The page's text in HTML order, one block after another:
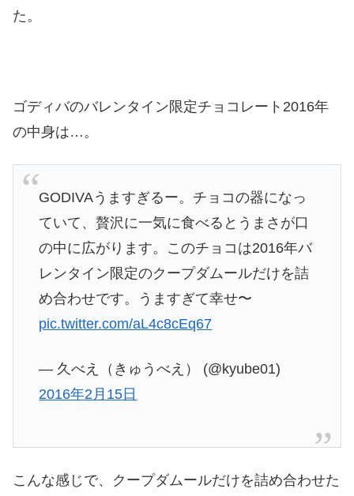
た。
ゴディバのバレンタイン限定チョコレート2016年
の中身は…。
GODIVAうますぎるー。チョコの器になっ
ていて、贅沢に一気に食べるとうまさが口
の中に広がります。このチョコは2016年バ
レンタイン限定のクープダムールだけを詰
め合わせです。うますぎて幸せ〜
pic.twitter.com/aL4c8cEq67
— 久べえ（きゅうべえ） (@kyube01)
2016年2月15日
こんな感じで、クープダムールだけを詰め合わせた